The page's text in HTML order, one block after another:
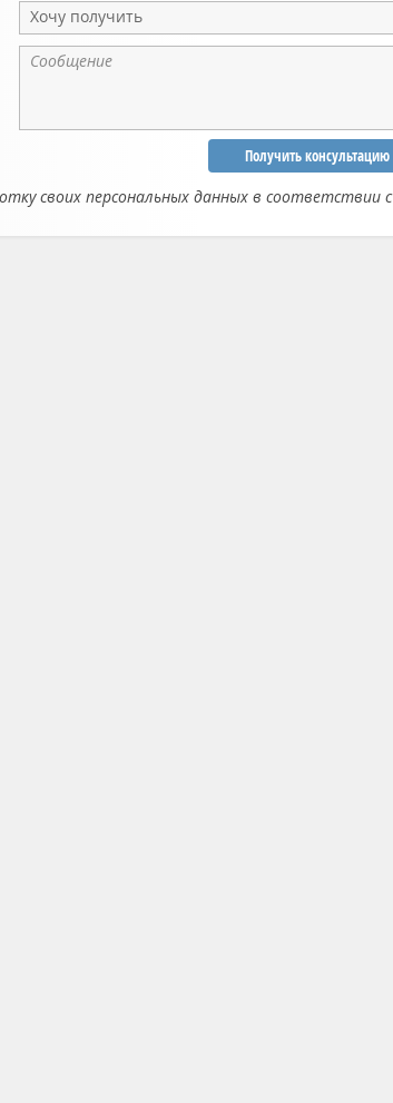
Хочу получить
Получить консультацию
своих персональных данных в соответствии с